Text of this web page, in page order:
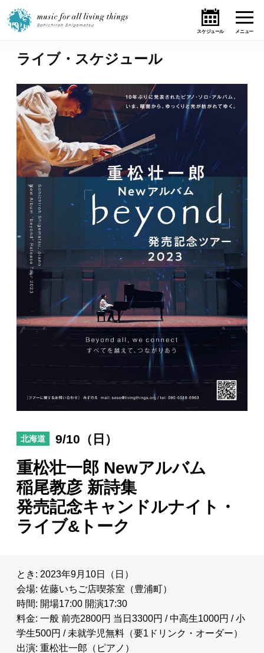
ホーム
ニュース
テーマ
ライブ・スケジュール
作品
オンライン・ショップ
ギャラリー
Specials
プロフィール
ライブ・スケジュール
北海道 9/10（日）
重松壮一郎 Newアルバム
稲尾教彦 新詩集
発売記念キャンドルナイト・
ライブ&トーク
とき: 2023年9月10日（日）
会場: 佐藤いちご店喫茶室（豊浦町）
時間: 開場17:00 開演17:30
料金: 一般 前売2800円 当日3300円 / 中高生1000円 / 小
学生500円 / 未就学児無料（要1ドリンク・オーダー）
出演: 重松壮一郎（ピアノ）